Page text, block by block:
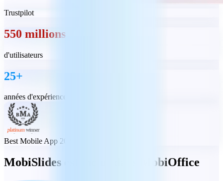
Trustpilot
550 millions
d'utilisateurs
25+
années d'expérience
Best Mobile App 2023
MobiSlides est inclus dans MobiOffice